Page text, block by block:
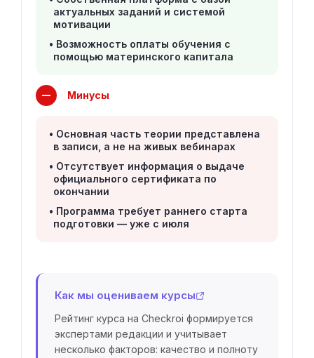
актуальных заданий и системой
мотивации
Возможность оплаты обучения с
помощью материнского капитала
Минусы
Основная часть теории представлена
в записи, а не на живых вебинарах
Отсутствует информация о выдаче
официального сертификата по
окончании
Программа требует раннего старта
подготовки — уже с июля
Как мы оцениваем курсы
Рейтинг курса на Checkroi формируется
экспертами редакции и учитывает
несколько факторов: качество и полноту